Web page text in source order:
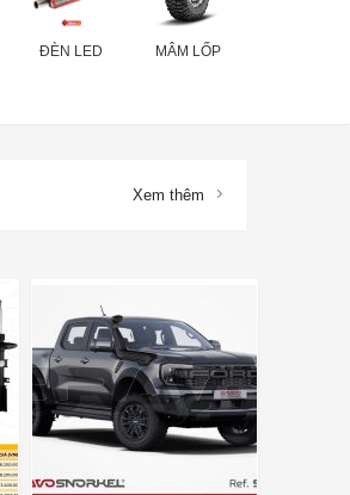
ĐÈN LED MÂM LỐP
Xem thêm